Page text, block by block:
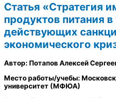
Статья «Стратегия
продуктов питания
действующих
экономического
Автор: Потапов Алексей
Место работы/учебы:
университет (МФЮА)